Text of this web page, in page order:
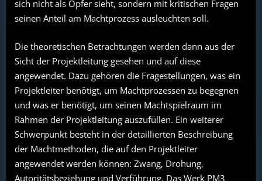
sich nicht als Opfer sieht, sondern mit kritischen Fragen
seinen Anteil am Machtprozess ausleuchten soll.
Die theoretischen Betrachtungen werden dann aus der
Sicht der Projektleitung gesehen und auf diese
angewendet. Dazu gehören die Fragestellungen, was ein
Projektleiter benötigt, um Machtprozessen zu begegnen
und was er benötigt, um seinen Machtspielraum im
Rahmen der Projektleitung auszufüllen. Ein weiterer
Schwerpunkt besteht in der detaillierten Beschreibung
der Machtmethoden, die auf den Projektleiter
angewendet werden können: Zwang, Drohung,
Autoritätsbeziehung und Verführung. Das Werk PM3